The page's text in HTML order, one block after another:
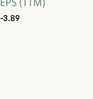
-3.89